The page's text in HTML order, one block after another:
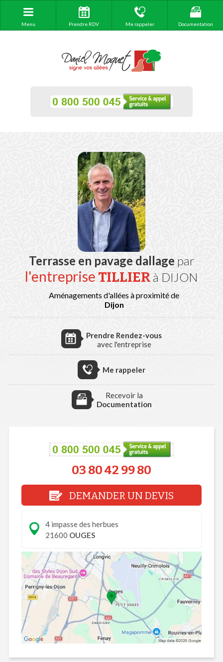
Menu Prendre RDV Me rappeler Documentation
Terrasse en pavage dallage par
l'entreprise TILLIERà DIJON
Aménagements d'allées à proximité de
Dijon
Prendre Rendez-vous
avec l'entreprise
Me rappeler
Recevoir la
Documentation
03 80 42 99 80
DEMANDER UN DEVIS
4 impasse des herbues
21600 OUGES